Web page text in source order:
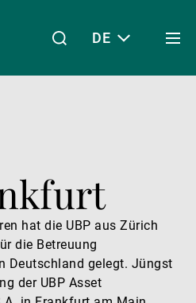
uns
DE
hat die UBP aus Zürich
die Betreuung
Deutschland gelegt. Jüngst
der UBP Asset